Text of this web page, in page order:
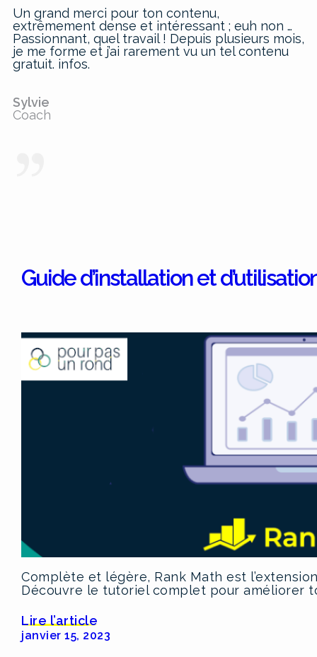
Un grand merci pour ton contenu,
extrêmement dense et intéressant ; euh non …
Passionnant, quel travail ! Depuis plusieurs mois,
je me forme et j’ai rarement vu un tel contenu
gratuit. infos.
Sylvie
Coach
Guide d’installation et
Complète et légère, Rank Math est
Découvre le tutoriel complet pour améliorer
Lire l’article
janvier 15, 2023